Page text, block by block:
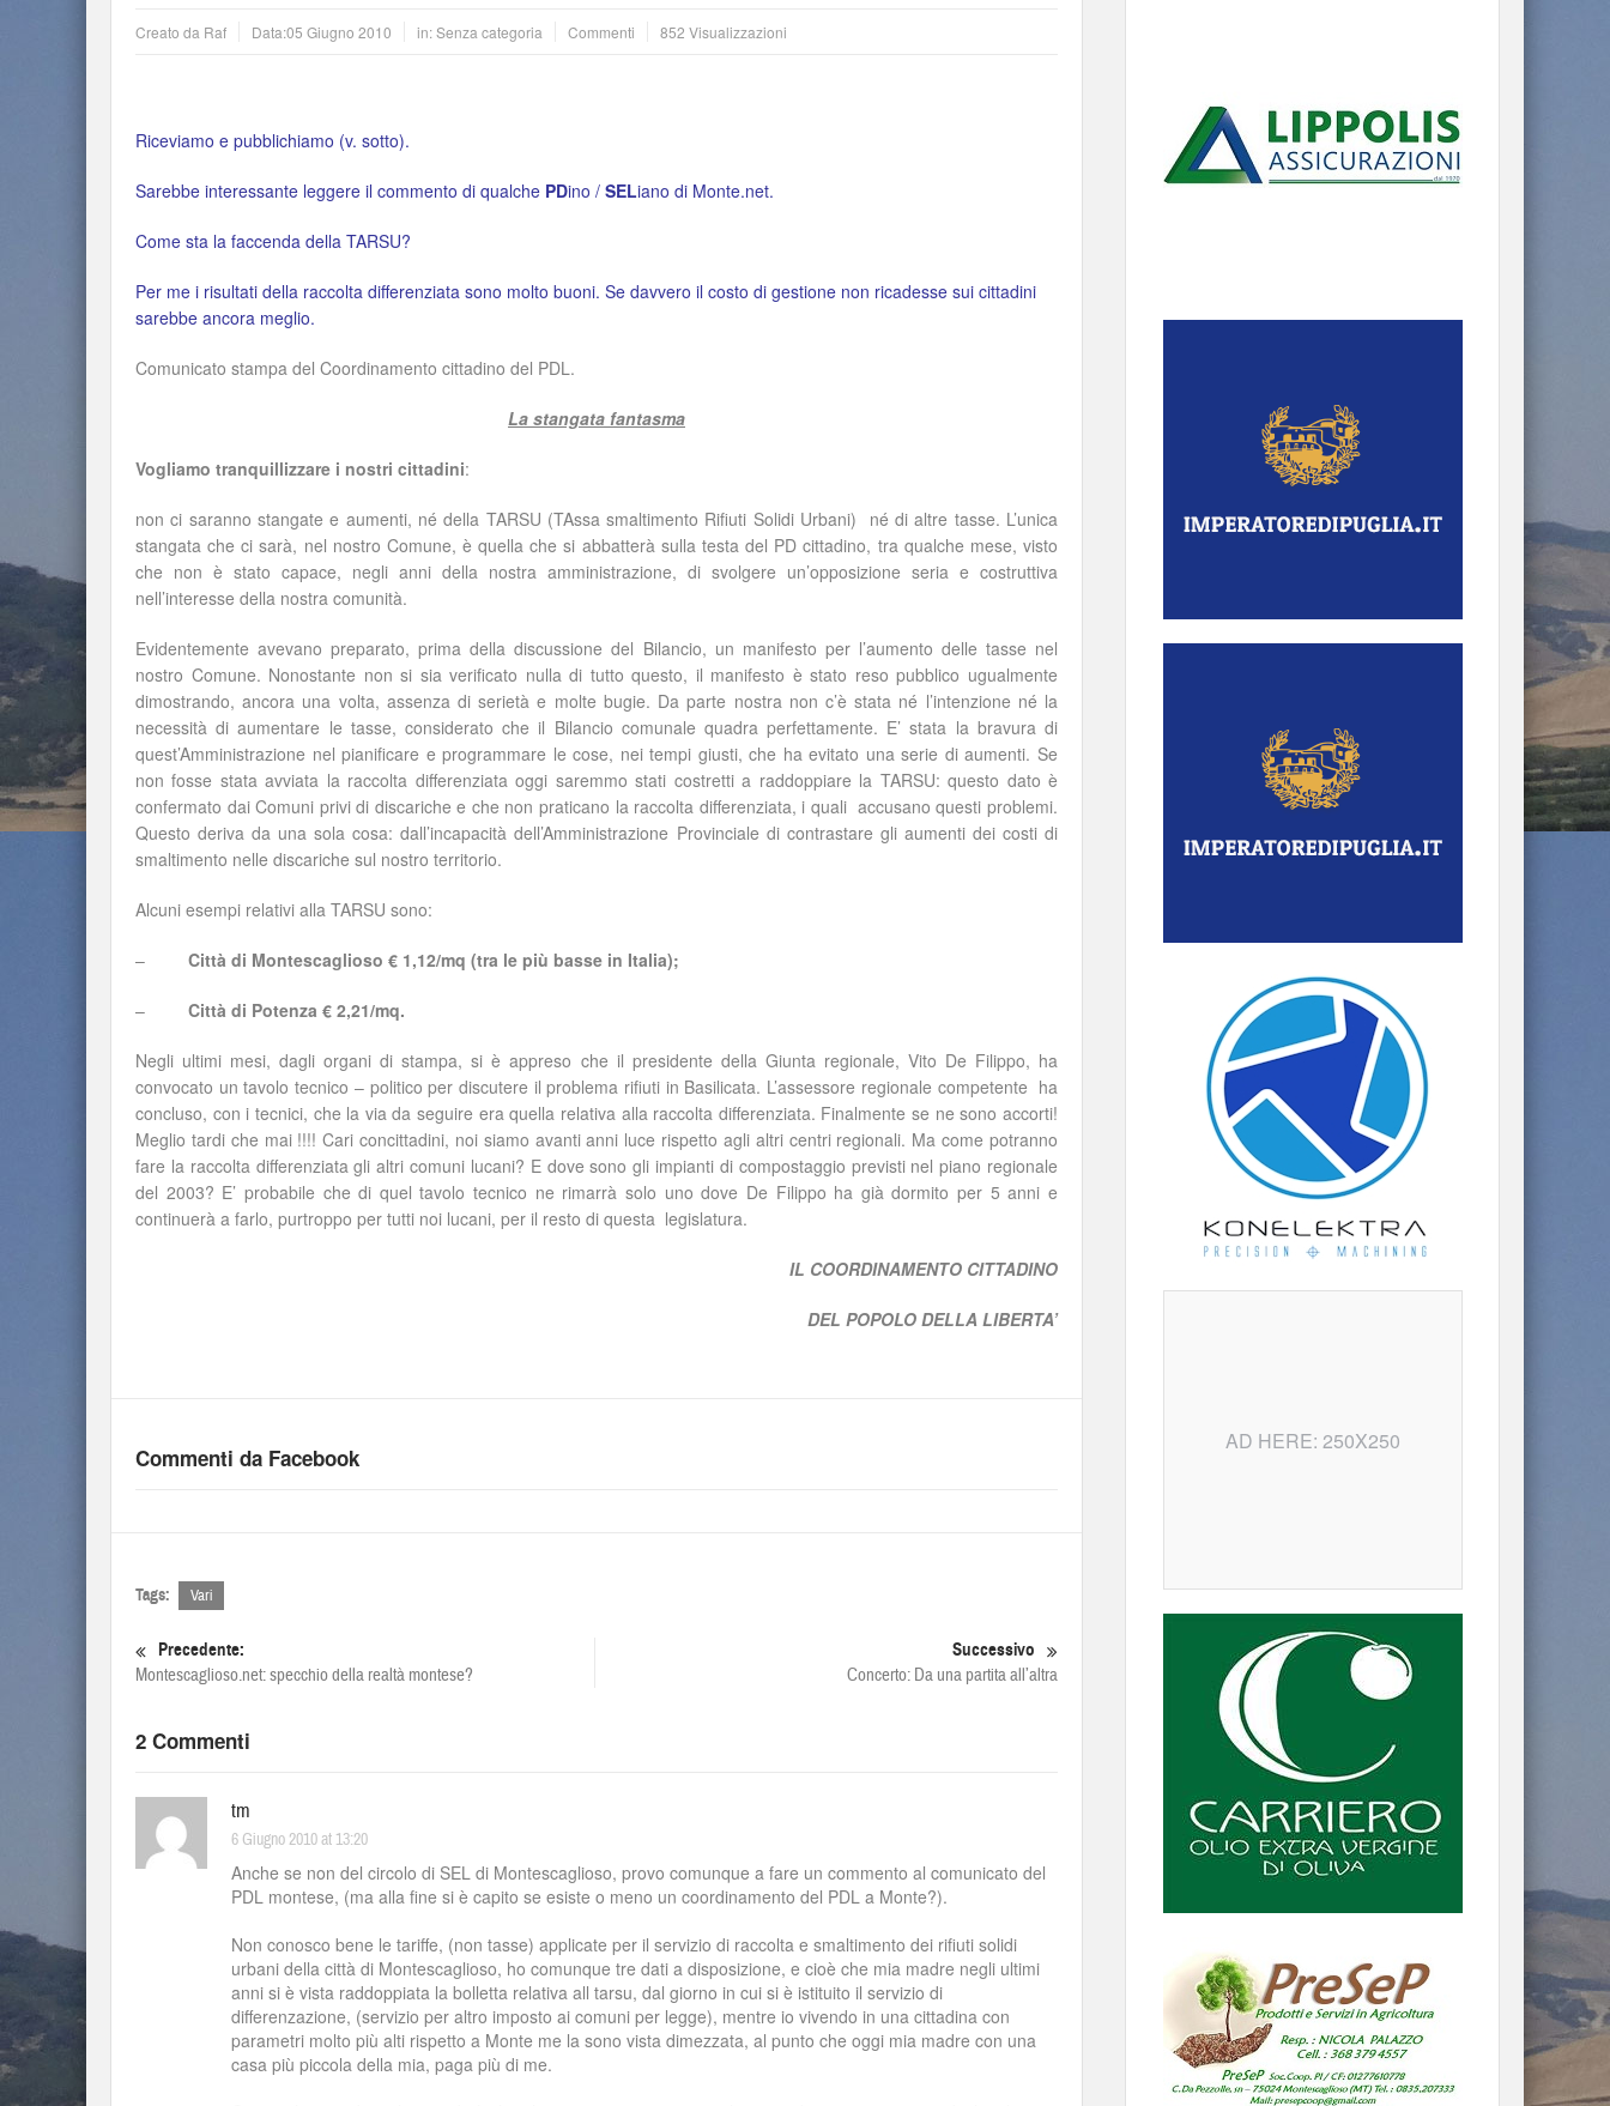
Creato da Raf Data:05 Giugno 2010 in: Senza categoria Commenti 852 Visualizzazioni
Riceviamo e pubblichiamo (v. sotto).
Sarebbe interessante leggere il commento di qualche PDino / SELiano di Monte.net.
Come sta la faccenda della TARSU?
Per me i risultati della raccolta differenziata sono molto buoni. Se davvero il costo di gestione non ricadesse sui cittadini
sarebbe ancora meglio.
Comunicato stampa del Coordinamento cittadino del PDL.
La stangata fantasma
Vogliamo tranquillizzare i nostri cittadini:
non ci saranno stangate e aumenti, né della TARSU (TAssa smaltimento Rifiuti Solidi Urbani) né di altre tasse. L’unica
stangata che ci sarà, nel nostro Comune, è quella che si abbatterà sulla testa del PD cittadino, tra qualche mese, visto
che non è stato capace, negli anni della nostra amministrazione, di svolgere un’opposizione seria e costruttiva
nell’interesse della nostra comunità.
Evidentemente avevano preparato, prima della discussione del Bilancio, un manifesto per l’aumento delle tasse nel
nostro Comune. Nonostante non si sia verificato nulla di tutto questo, il manifesto è stato reso pubblico ugualmente
dimostrando, ancora una volta, assenza di serietà e molte bugie. Da parte nostra non c’è stata né l’intenzione né la
necessità di aumentare le tasse, considerato che il Bilancio comunale quadra perfettamente. E’ stata la bravura di
quest’Amministrazione nel pianificare e programmare le cose, nei tempi giusti, che ha evitato una serie di aumenti. Se
non fosse stata avviata la raccolta differenziata oggi saremmo stati costretti a raddoppiare la TARSU: questo dato è
confermato dai Comuni privi di discariche e che non praticano la raccolta differenziata, i quali accusano questi problemi.
Questo deriva da una sola cosa: dall’incapacità dell’Amministrazione Provinciale di contrastare gli aumenti dei costi di
smaltimento nelle discariche sul nostro territorio.
Alcuni esempi relativi alla TARSU sono:
– Città di Montescaglioso € 1,12/mq (tra le più basse in Italia);
– Città di Potenza € 2,21/mq.
Negli ultimi mesi, dagli organi di stampa, si è appreso che il presidente della Giunta regionale, Vito De Filippo, ha
convocato un tavolo tecnico – politico per discutere il problema rifiuti in Basilicata. L’assessore regionale competente ha
concluso, con i tecnici, che la via da seguire era quella relativa alla raccolta differenziata. Finalmente se ne sono accorti!
Meglio tardi che mai !!!! Cari concittadini, noi siamo avanti anni luce rispetto agli altri centri regionali. Ma come potranno
fare la raccolta differenziata gli altri comuni lucani? E dove sono gli impianti di compostaggio previsti nel piano regionale
del 2003? E’ probabile che di quel tavolo tecnico ne rimarrà solo uno dove De Filippo ha già dormito per 5 anni e
continuerà a farlo, purtroppo per tutti noi lucani, per il resto di questa legislatura.
IL COORDINAMENTO CITTADINO
DEL POPOLO DELLA LIBERTA’
Commenti da Facebook
Tags: Vari
Precedente:
Montescaglioso.net: specchio della realtà montese?
Successivo
Concerto: Da una partita all’altra
2 Commenti
tm
6 Giugno 2010 at 13:20
Anche se non del circolo di SEL di Montescaglioso, provo comunque a fare un commento al comunicato del
PDL montese, (ma alla fine si è capito se esiste o meno un coordinamento del PDL a Monte?).
Non conosco bene le tariffe, (non tasse) applicate per il servizio di raccolta e smaltimento dei rifiuti solidi
urbani della città di Montescaglioso, ho comunque tre dati a disposizione, e cioè che mia madre negli ultimi
anni si è vista raddoppiata la bolletta relativa all tarsu, dal giorno in cui si è istituito il servizio di
differenzazione, (servizio per altro imposto ai comuni per legge), mentre io vivendo in una cittadina con
parametri molto più alti rispetto a Monte me la sono vista dimezzata, al punto che oggi mia madre con una
casa più piccola della mia, paga più di me.
AD HERE: 250X250